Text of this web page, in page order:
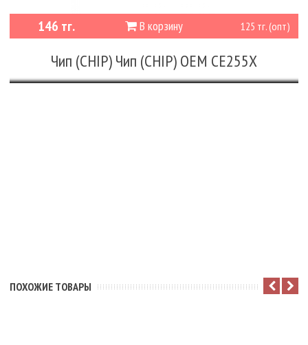
В корзину
146 тг. 125 тг. (опт)
Чип (CHIP) Чип (CHIP) OEM CE255X
ПОХОЖИЕ ТОВАРЫ